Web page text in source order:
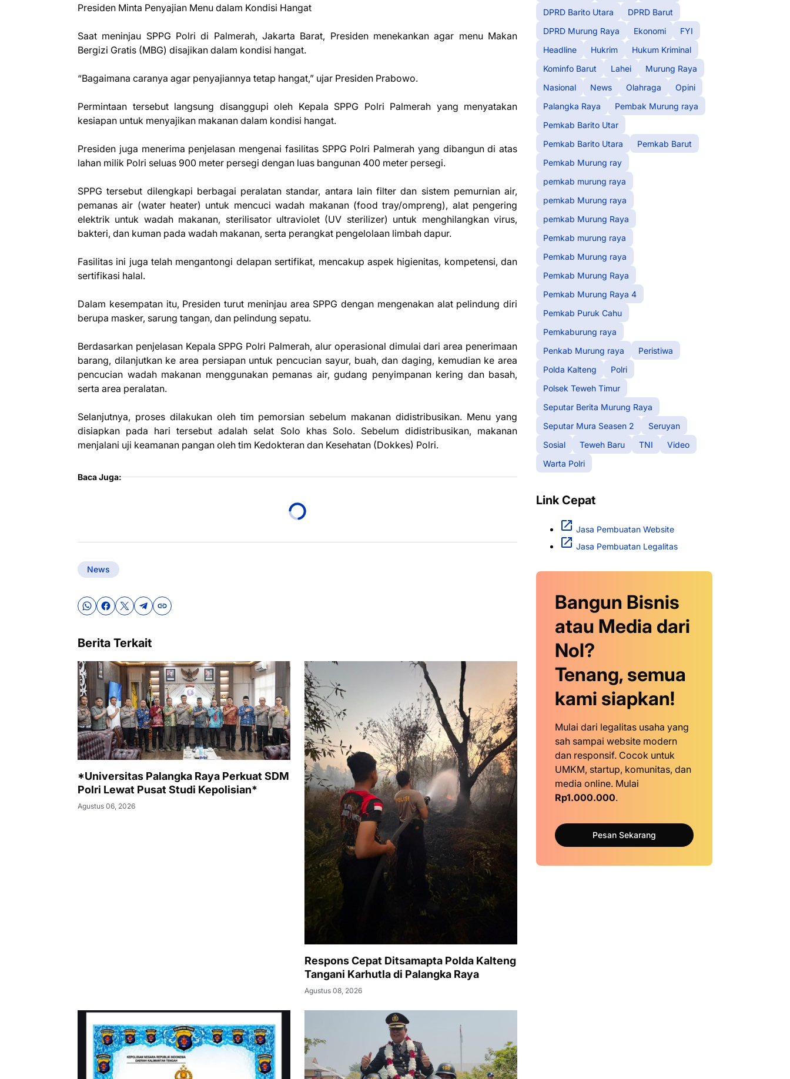
Presiden Minta Penyajian Menu dalam Kondisi Hangat
Saat meninjau SPPG Polri di Palmerah, Jakarta Barat, Presiden menekankan agar menu Makan
Bergizi Gratis (MBG) disajikan dalam kondisi hangat.
“Bagaimana caranya agar penyajiannya tetap hangat,” ujar Presiden Prabowo.
Permintaan tersebut langsung disanggupi oleh Kepala SPPG Polri Palmerah yang menyatakan
kesiapan untuk menyajikan makanan dalam kondisi hangat.
Presiden juga menerima penjelasan mengenai fasilitas SPPG Polri Palmerah yang dibangun di atas
lahan milik Polri seluas 900 meter persegi dengan luas bangunan 400 meter persegi.
SPPG tersebut dilengkapi berbagai peralatan standar, antara lain filter dan sistem pemurnian air,
pemanas air (water heater) untuk mencuci wadah makanan (food tray/ompreng), alat pengering
elektrik untuk wadah makanan, sterilisator ultraviolet (UV sterilizer) untuk menghilangkan virus,
bakteri, dan kuman pada wadah makanan, serta perangkat pengelolaan limbah dapur.
Fasilitas ini juga telah mengantongi delapan sertifikat, mencakup aspek higienitas, kompetensi, dan
sertifikasi halal.
Dalam kesempatan itu, Presiden turut meninjau area SPPG dengan mengenakan alat pelindung diri
berupa masker, sarung tangan, dan pelindung sepatu.
Berdasarkan penjelasan Kepala SPPG Polri Palmerah, alur operasional dimulai dari area penerimaan
barang, dilanjutkan ke area persiapan untuk pencucian sayur, buah, dan daging, kemudian ke area
pencucian wadah makanan menggunakan pemanas air, gudang penyimpanan kering dan basah,
serta area peralatan.
Selanjutnya, proses dilakukan oleh tim pemorsian sebelum makanan didistribusikan. Menu yang
disiapkan pada hari tersebut adalah selat Solo khas Solo. Sebelum didistribusikan, makanan
menjalani uji keamanan pangan oleh tim Kedokteran dan Kesehatan (Dokkes) Polri.
Baca Juga:
News
Berita Terkait
*Universitas Palangka Raya Perkuat SDM
Polri Lewat Pusat Studi Kepolisian*
Agustus 06, 2026
Respons Cepat Ditsamapta Polda Kalteng
Tangani Karhutla di Palangka Raya
Agustus 08, 2026
DPRD Barito Utara
DPRD Barut
DPRD Murung Raya
Ekonomi
FYI
Headline
Hukrim
Hukum Kriminal
Kominfo Barut
Lahei
Murung Raya
Nasional
News Olahraga
Opini
Palangka Raya
Pembak Murung raya
Pemkab Barito Utar
Pemkab Barito Utara
Pemkab Barut
Pemkab Murung ray
pemkab murung raya
pemkab Murung raya
pemkab Murung Raya
Pemkab murung raya
Pemkab Murung raya
Pemkab Murung Raya
Pemkab Murung Raya 4
Pemkab Puruk Cahu
Pemkaburung raya
Penkab Murung raya
Peristiwa
Polda Kalteng
Polri
Polsek Teweh Timur
Seputar Berita Murung Raya
Seputar Mura Seasen 2
Seruyan
Sosial
Teweh Baru TNI
Video
Warta Polri
Link Cepat
Jasa Pembuatan Website
Jasa Pembuatan Legalitas
Bangun Bisnis
atau Media dari
Nol?
Tenang, semua
kami siapkan!
Mulai dari legalitas usaha yang
sah sampai website modern
dan responsif. Cocok untuk
UMKM, startup, komunitas, dan
media online. Mulai
Rp1.000.000.
Pesan Sekarang